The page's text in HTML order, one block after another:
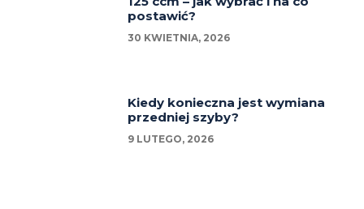
postawić?
30 KWIETNIA, 2026
Kiedy konieczna jest wymiana
przedniej szyby?
9 LUTEGO, 2026